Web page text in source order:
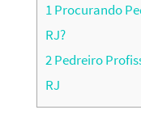
1Procurando
RJ?
2Pedreiro
RJ